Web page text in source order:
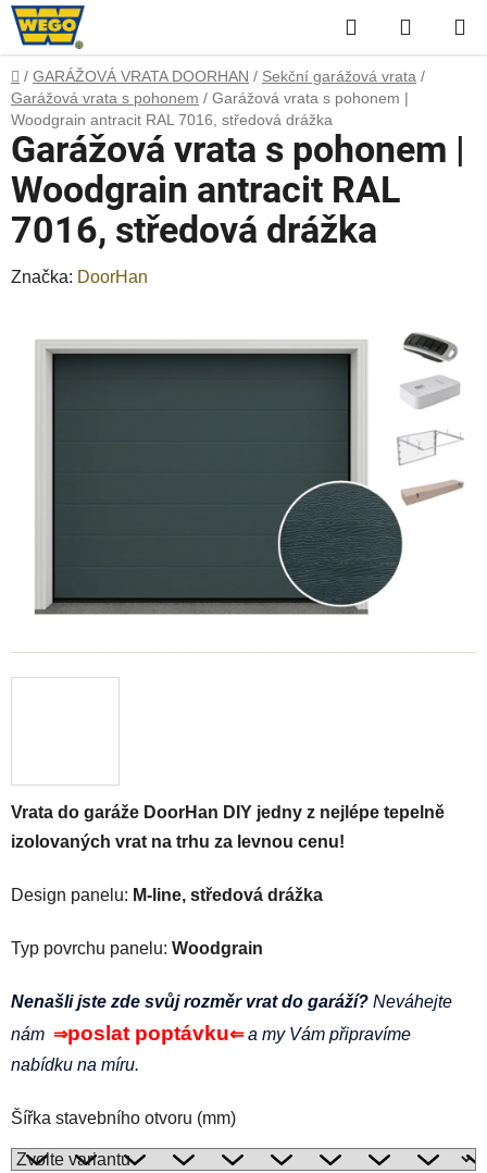
Přejít
na
obsah
Hledat
KOŠÍK
Domů
/ GARÁŽOVÁ VRATA DOORHAN / Sekční garážová vrata /
Garážová vrata s pohonem / Garážová vrata s pohonem |
Woodgrain antracit RAL 7016, středová drážka
Vrata do garáže DoorHan DIY jedny z nejlépe tepelně
izolovaných vrat na trhu za levnou cenu!
Design panelu: M-line, středová drážka
Typ povrchu panelu: Woodgrain
Nenašli jste zde svůj rozměr vrat do garáží? Neváhejte
nám ⇒poslat poptávku⇐ a my Vám připravíme
nabídku na míru.
Šířka stavebního otvoru (mm)
Garážová vrata s pohonem |
Woodgrain antracit RAL
7016, středová drážka
Značka: DoorHan